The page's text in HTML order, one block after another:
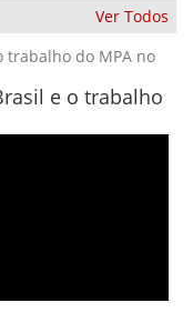
Ver Todos
trabalho do MPA no
e o trabalho